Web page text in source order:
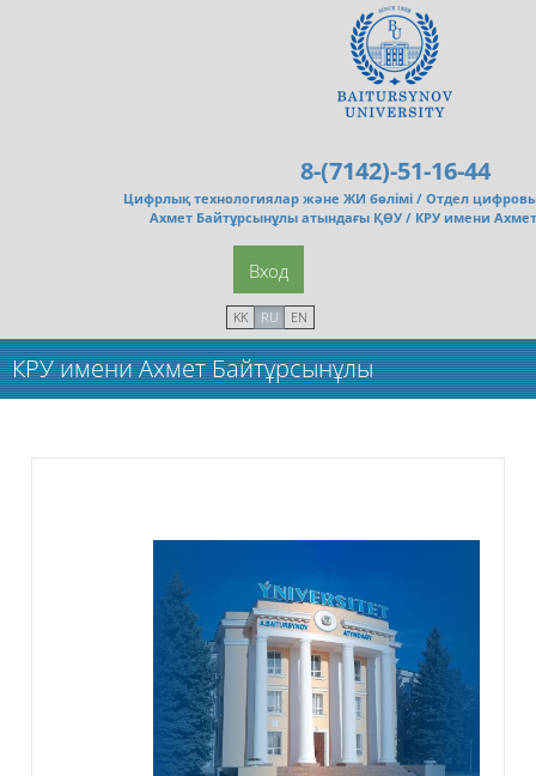
8-(7142)-51-16-44
Цифрлық технологиялар және ЖИ бөлімі / Отдел
Ахмет Байтұрсынұлы атындағы ҚӨУ / КРУ имени
Вход
KK RU EN
КРУ имени Ахмет Байтұрсынұлы